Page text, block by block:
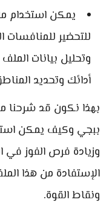
يمكن استخدام
للتحضير
وتحليل بيانات
أدائك وتحديد
بهذا نكون قد شرحنا
ببجي وكيف يمكن
وزيادة فرص الفوز في
الإستفادة من هذا
ونقاط القوة.